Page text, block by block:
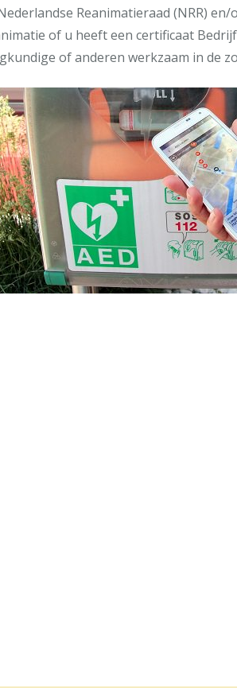
Reanimatieraad (NRR)
of u heeft een certificaat
of anderen werkzaam in de